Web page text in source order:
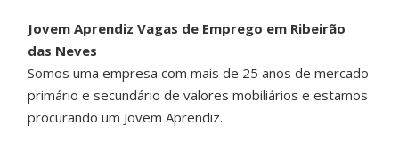
Jovem Aprendiz Vagas de Emprego em Ribeirão
das Neves
Somos uma empresa com mais de 25 anos de mercado
primário e secundário de valores mobiliários e estamos
procurando um Jovem Aprendiz.